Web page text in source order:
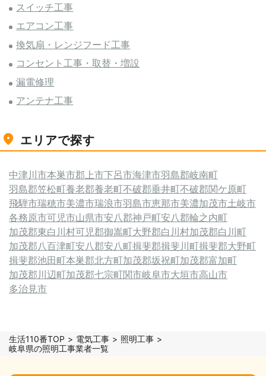
スイッチ工事
エアコン工事
換気扇・レンジフード工事
コンセント工事・取替・増設
漏電修理
アンテナ工事
エリアで探す
中津川市本巣市郡上市下呂市海津市羽島郡岐南町
羽島郡笠松町養老郡養老町不破郡垂井町不破郡関ケ原町
飛騨市瑞穂市美濃市瑞浪市羽島市恵那市美濃加茂市土岐市
各務原市可児市山県市安八郡神戸町安八郡輪之内町
加茂郡東白川村可児郡御嵩町大野郡白川村加茂郡白川町
加茂郡八百津町安八郡安八町揖斐郡揖斐川町揖斐郡大野町
揖斐郡池田町本巣郡北方町加茂郡坂祝町加茂郡富加町
加茂郡川辺町加茂郡七宗町関市岐阜市大垣市高山市
多治見市
生活110番TOP 電気工事
照明工事
岐阜県の照明工事業者一覧